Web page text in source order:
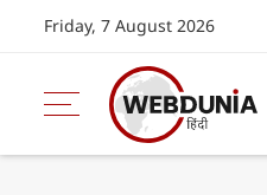
Friday, 7 August 2026